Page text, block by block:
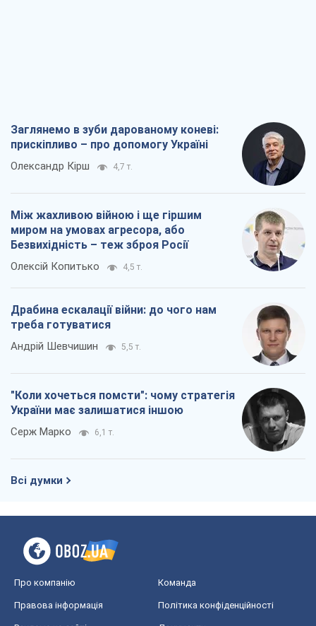
Заглянемо в зуби дарованому коневі:
прискіпливо – про допомогу Україні
Олександр Кірш 4,7 т.
Між жахливою війною і ще гіршим
миром на умовах агресора, або
Безвихідність – теж зброя Росії
Олексій Копитько 4,5 т.
Драбина ескалації війни: до чого нам
треба готуватися
Андрій Шевчишин 5,5 т.
"Коли хочеться помсти": чому стратегія
України має залишатися іншою
Серж Марко 6,1 т.
Всі думки
Про компанію Команда
Правова інформація Політика конфіденційності